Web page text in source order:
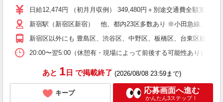
日給12,474円 （初月月収例） 349,480円＋別途交通費全額支給
新宿駅（新宿区新宿） 他、都内23区多数あり ※小田急線、京王
新宿区以外にも 豊島区、渋谷区、中野区、板橋区、台東区始め
20:00〜翌5:00（休憩有・現場によって前後する可能性あり） ★
あと 1日 で掲載終了 (2026/08/08 23:59まで)
キープ 応募画面へ進む
かんたん3ステップ！